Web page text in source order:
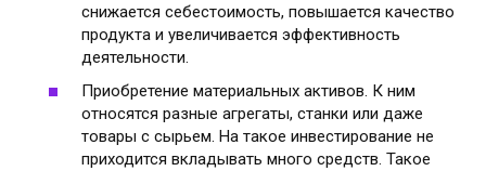
снижается себестоимость, повышается качество
продукта и увеличивается эффективность
деятельности.
Приобретение материальных активов. К ним
относятся разные агрегаты, станки или даже
товары с сырьем. На такое инвестирование не
приходится вкладывать много средств. Такое